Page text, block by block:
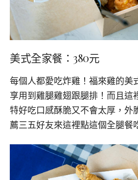
美式全家餐：380元
每個人都愛吃炸雞！福來雞的美
享用到雞腿雞翅跟腿排！而且這
特好吃口感酥脆又不會太厚，外
薦三五好友來這裡點這個全腿餐